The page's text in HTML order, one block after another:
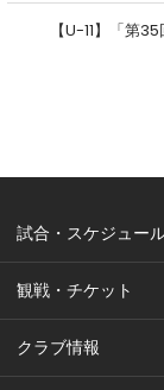
試合・スケジュー
観戦・チケット
クラブ情報